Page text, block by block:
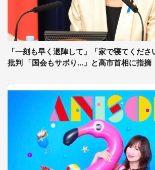
「一刻も早く退陣して」「家で寝てくだ
批判 「国会もサボり...」と高市首相に指摘